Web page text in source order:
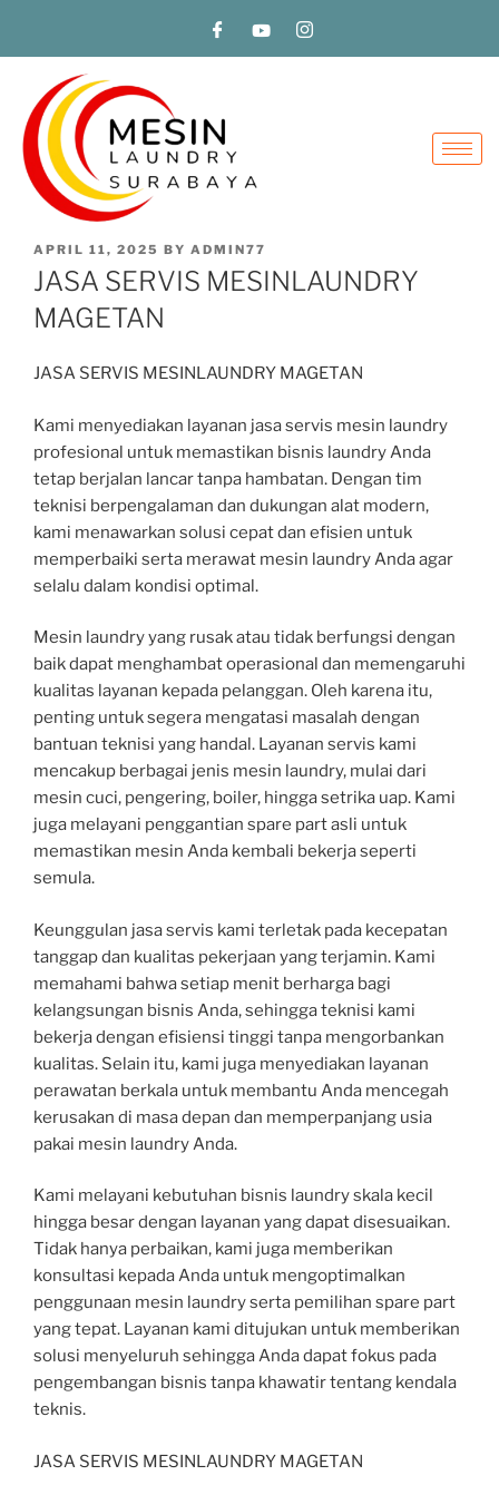
APRIL 11, 2025 BY ADMIN77
JASA SERVIS MESINLAUNDRY
MAGETAN
JASA SERVIS MESINLAUNDRY MAGETAN
Kami menyediakan layanan jasa servis mesin laundry
profesional untuk memastikan bisnis laundry Anda
tetap berjalan lancar tanpa hambatan. Dengan tim
teknisi berpengalaman dan dukungan alat modern,
kami menawarkan solusi cepat dan efisien untuk
memperbaiki serta merawat mesin laundry Anda agar
selalu dalam kondisi optimal.
Mesin laundry yang rusak atau tidak berfungsi dengan
baik dapat menghambat operasional dan memengaruhi
kualitas layanan kepada pelanggan. Oleh karena itu,
penting untuk segera mengatasi masalah dengan
bantuan teknisi yang handal. Layanan servis kami
mencakup berbagai jenis mesin laundry, mulai dari
mesin cuci, pengering, boiler, hingga setrika uap. Kami
juga melayani penggantian spare part asli untuk
memastikan mesin Anda kembali bekerja seperti
semula.
Keunggulan jasa servis kami terletak pada kecepatan
tanggap dan kualitas pekerjaan yang terjamin. Kami
memahami bahwa setiap menit berharga bagi
kelangsungan bisnis Anda, sehingga teknisi kami
bekerja dengan efisiensi tinggi tanpa mengorbankan
kualitas. Selain itu, kami juga menyediakan layanan
perawatan berkala untuk membantu Anda mencegah
kerusakan di masa depan dan memperpanjang usia
pakai mesin laundry Anda.
Kami melayani kebutuhan bisnis laundry skala kecil
hingga besar dengan layanan yang dapat disesuaikan.
Tidak hanya perbaikan, kami juga memberikan
konsultasi kepada Anda untuk mengoptimalkan
penggunaan mesin laundry serta pemilihan spare part
yang tepat. Layanan kami ditujukan untuk memberikan
solusi menyeluruh sehingga Anda dapat fokus pada
pengembangan bisnis tanpa khawatir tentang kendala
teknis.
JASA SERVIS MESINLAUNDRY MAGETAN